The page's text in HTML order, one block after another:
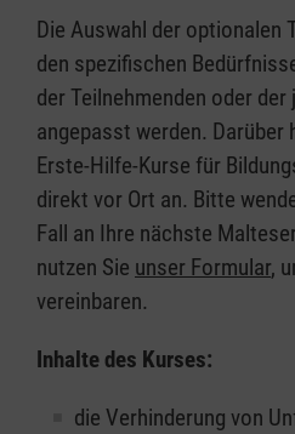
Die Auswahl der optionalen
den spezifischen
der Teilnehmenden oder
angepasst werden. Darüber
Erste-Hilfe-Kurse für
direkt vor Ort an. Bitte
Fall an Ihre nächste
nutzen Sie unser Formular,
vereinbaren.
Inhalte des Kurses:
die Verhinderung von